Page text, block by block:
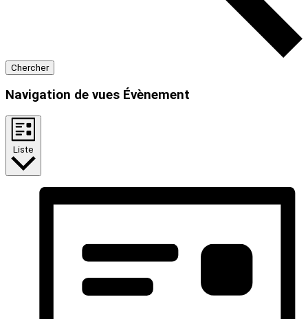
Chercher
Navigation de vues Évènement
Liste